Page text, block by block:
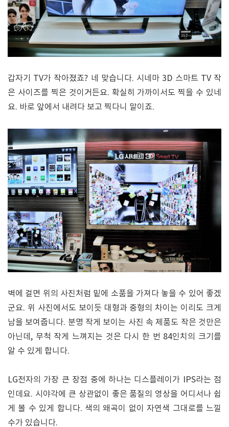
갑자기 TV가 작아졌죠? 네 맞습니다. 시네마 3D 스마트 TV 작
은 사이즈를 찍은 것이거든요. 확실히 가까이서도 찍을 수 있네
요. 바로 앞에서 내려다 보고 찍다니 말이죠.
벽에 걸면 위의 사진처럼 밑에 소품을 가져다 놓을 수 있어 좋겠
군요. 위 사진에서도 보이듯 대형과 중형의 차이는 이리도 크게
남을 보여줍니다. 분명 작게 보이는 사진 속 제품도 작은 것만은
아닌데, 무척 작게 느껴지는 것은 다시 한 번 84인치의 크기를
알 수 있게 합니다.
LG전자의 가장 큰 장점 중에 하나는 디스플레이가 IPS라는 점
인데요. 시야각에 큰 상관없이 좋은 품질의 영상을 어디서나 쉽
게 볼 수 있게 합니다. 색의 왜곡이 없이 자연색 그대로를 느낄
수가 있습니다.